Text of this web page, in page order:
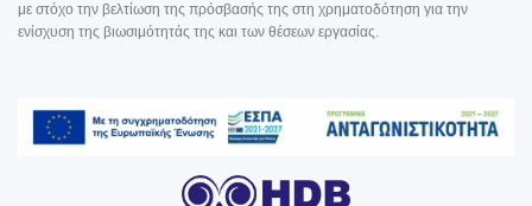
με στόχο την βελτίωση της πρόσβασής της στη χρηματοδότηση για την
ενίσχυση της βιωσιμότητάς της και των θέσεων εργασίας.